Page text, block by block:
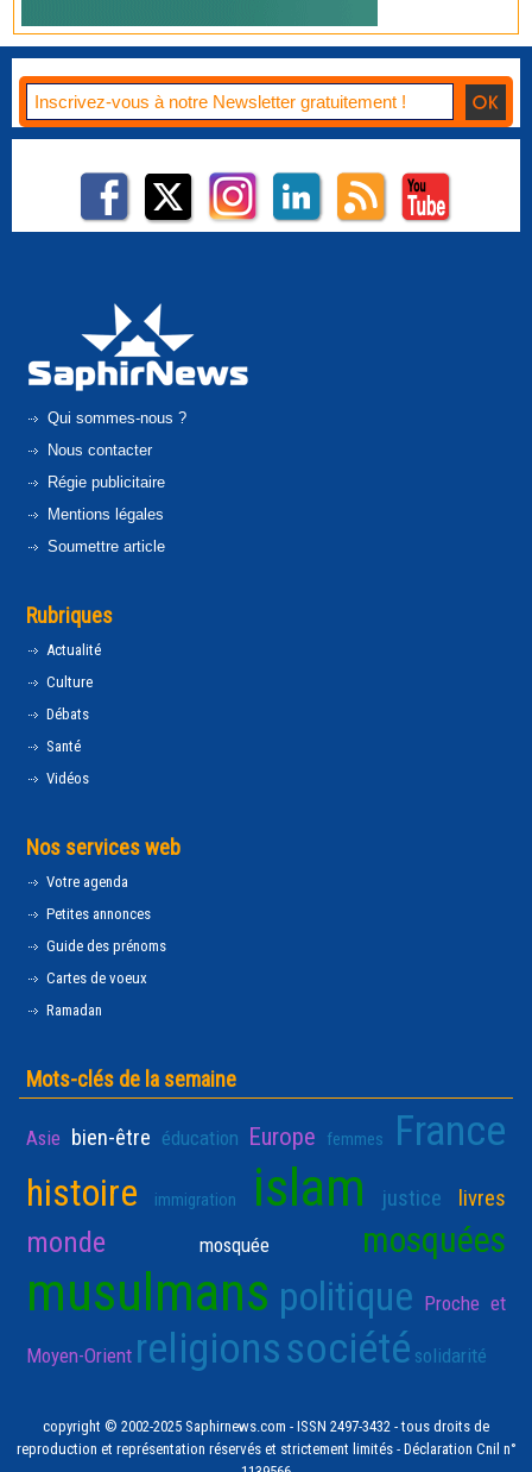
Qui sommes-nous ?
Nous contacter
Régie publicitaire
Mentions légales
Soumettre article
Rubriques
Actualité
Culture
Débats
Santé
Vidéos
Nos services web
Votre agenda
Petites annonces
Guide des prénoms
Cartes de voeux
Ramadan
Mots-clés de la semaine
Asie bien-être éducation Europe femmes France
histoire immigration islam justice livres
monde mosquée mosquées
musulmans politique Proche et
Moyen-Orient religionssociété solidarité
copyright © 2002-2025 Saphirnews.com - ISSN 2497-3432 - tous droits de
reproduction et représentation réservés et strictement limités - Déclaration Cnil n°